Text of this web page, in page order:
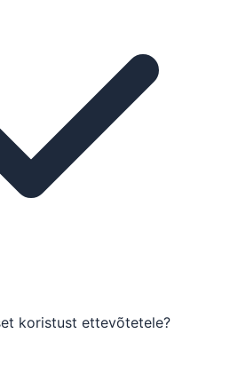
koristust ettevõtetele?